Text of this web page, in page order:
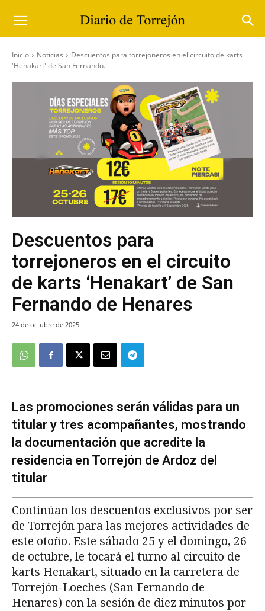
Inicio Noticias
Descuentos para torrejoneros en el circuito de karts
'Henakart' de San Fernando...
Descuentos para
torrejoneros en el circuito
de karts ‘Henakart’ de San
Fernando de Henares
24 de octubre de 2025
Las promociones serán válidas para un
titular y tres acompañantes, mostrando
la documentación que acredite la
residencia en Torrejón de Ardoz del
titular
Continúan los descuentos exclusivos por ser
de Torrejón para las mejores actividades de
este otoño. Este sábado 25 y el domingo, 26
de octubre, le tocará el turno al circuito de
karts Henakart, situado en la carretera de
Torrejón-Loeches (San Fernando de
Henares) con la sesión de diez minutos por